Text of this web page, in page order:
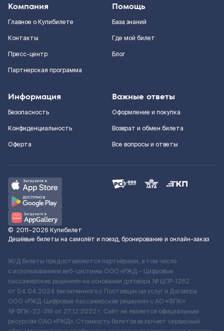
Компания
Главное о Купибилете
Контакты
Пресс-центр
Партнерская программа
Помощь
База знаний
Где мой билет
Блог
Информация
Безопасность
Конфиденциальность
Оферта
Важные ответы
Оформление и покупка
Возврат и обмен билета
Все вопросы и ответы
© 2011–2026 Купибилет
Дешёвые билеты на самолёт и поезд, бронирование и онлайн-заказ
Ж/Д билеты предоставляются партнёрами, в том числе
с использованием веб-системы ООО «РЖД – Цифровые
пассажирские решения» на основании договора № ЦПР-1282
от 04.04.2024 заключенного с Поставщиком услуг и Договора
ООО «РЖД-Цифровые пассажирские решения» c АО «ФПК»
№ ФПК-22-316 от 27.12.2022 г. Сайт не является официальным
ресурсом ОАО «РЖД». Стоимость билетов включает сервисный